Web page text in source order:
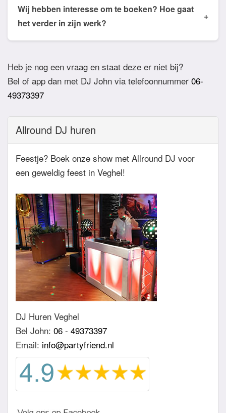
de email of app welke nummers of stijlen jullie niet
willen horen. De DJ houdt daar dan rekening mee.
Wij hebben interesse om te boeken? Hoe gaat
het verder in zijn werk?
+
zodat het feest definitief geboekt is. Wij vragen
overigens geen aanbetaling. Tegen die dat het
feest eraan komt zullen we nog even contact
hebben betreft de muziekwensen en de planning
van de avond. Daarnaast zijn wij altijd bereikbaar
zowel telefonisch, via e-mail of de app.
Heb je nog een vraag en staat deze er niet bij?
Bel of app dan met DJ John via telefoonnummer 06-
49373397
Allround DJ huren
Feestje? Boek onze show met Allround DJ voor
een geweldig feest in Veghel!
DJ Huren Veghel
Bel John: 06 - 49373397
Email: info@partyfriend.nl